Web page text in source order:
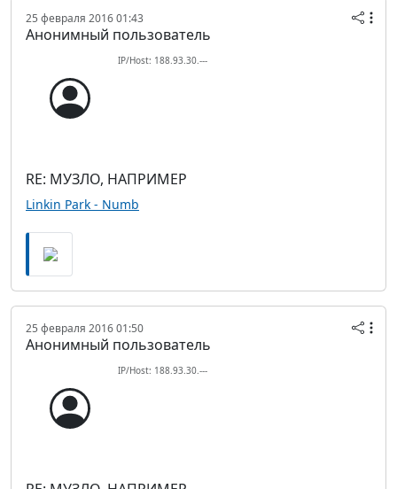
25 февраля 2016 01:43
Анонимный пользователь
IP/Host: 188.93.30.---
RE: МУЗЛО, НАПРИМЕР
Linkin Park - Numb
25 февраля 2016 01:50
Анонимный пользователь
IP/Host: 188.93.30.---